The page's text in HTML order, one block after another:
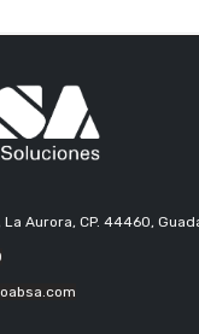
Aurora, CP. 44460,